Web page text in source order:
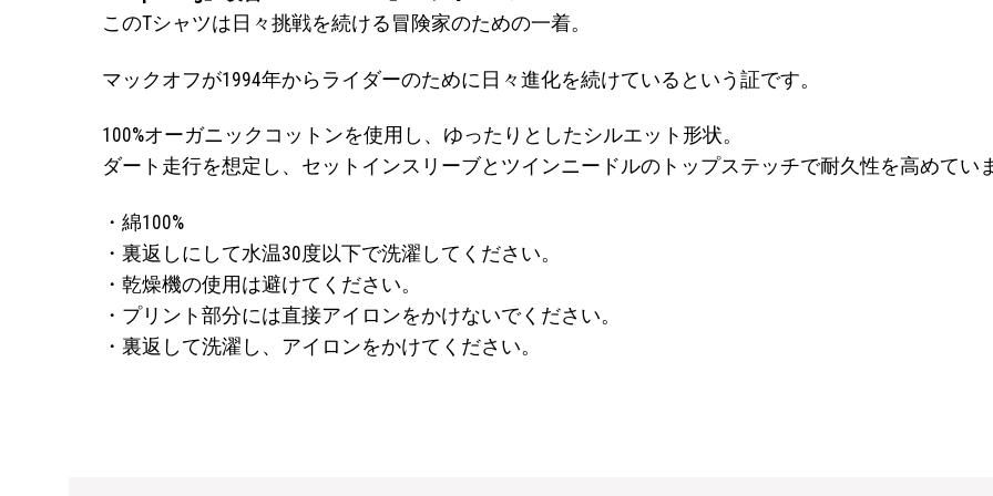
このTシャツは日々挑戦を続ける冒険家のための一着。
マックオフが1994年からライダーのために日々進化を続けているという証です。
100%オーガニックコットンを使用し、ゆったりとしたシルエット形状。
ダート走行を想定し、セットインスリーブとツインニードルのトップステッチで耐久性を高めてい
・綿100%
・裏返しにして水温30度以下で洗濯してください。
・乾燥機の使用は避けてください。
・プリント部分には直接アイロンをかけないでください。
・裏返して洗濯し、アイロンをかけてください。